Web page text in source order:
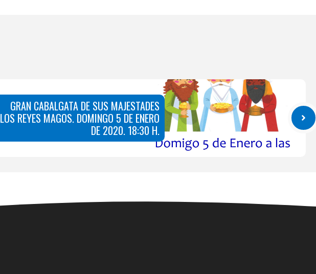
GRAN CABALGATA DE SUS MAJESTADES
LOS REYES MAGOS. DOMINGO 5 DE ENERO
DE 2020. 18:30 H.